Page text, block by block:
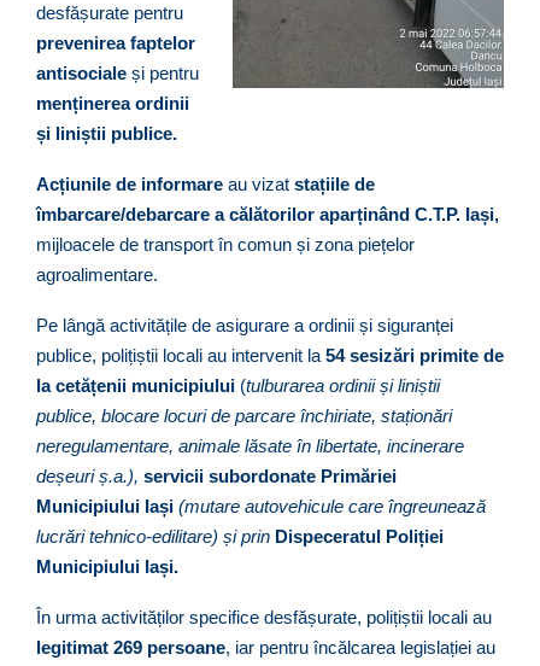
desfășurate pentru
prevenirea faptelor
antisociale și pentru
menținerea ordinii
și liniștii publice.
Acțiunile de informare au vizat stațiile de
îmbarcare/debarcare a călătorilor aparținând C.T.P. Iași,
mijloacele de transport în comun și zona piețelor
agroalimentare.
Pe lângă activitățile de asigurare a ordinii și siguranței
publice, polițiștii locali au intervenit la 54 sesizări primite de
la cetățenii municipiului (tulburarea ordinii și liniștii
publice, blocare locuri de parcare închiriate, staționări
neregulamentare, animale lăsate în libertate, incinerare
deșeuri ș.a.), servicii subordonate Primăriei
Municipiului Iași (mutare autovehicule care îngreunează
lucrări tehnico-edilitare) și prin Dispeceratul Poliției
Municipiului Iași.
În urma activităților specifice desfășurate, polițiștii locali au
legitimat 269 persoane, iar pentru încălcarea legislației au